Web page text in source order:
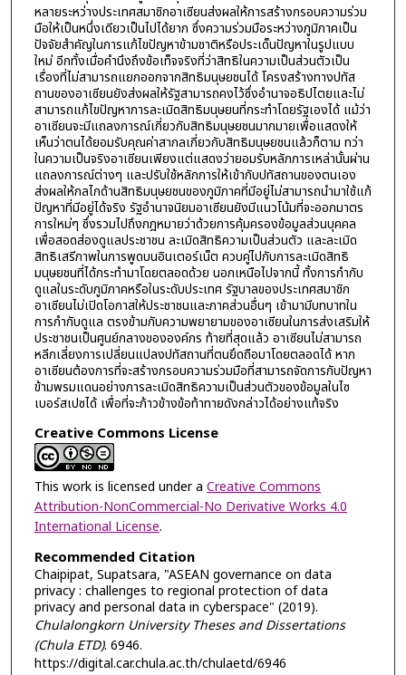
หลายระหว่างประเทศสมาชิกอาเซียนส่งผลให้การสร้างกรอบความร่วม
มือให้เป็นหนึ่งเดียวเป็นไปได้ยาก ซึ่งความร่วมมือระหว่างภูมิภาคเป็น
ปัจจัยสำคัญในการแก้ไขปัญหาข้ามชาติหรือประเด็นปัญหาในรูปแบบ
ใหม่ อีกทั้งเมื่อคำนึงถึงข้อเท็จจริงที่ว่าสิทธิในความเป็นส่วนตัวเป็น
เรื่องที่ไม่สามารถแยกออกจากสิทธิมนุษยชนได้ โครงสร้างทางปทัส
ถานของอาเซียนยังส่งผลให้รัฐสามารถคงไว้ซึ่งอำนาจอธิปไตยและไม่
สามารถแก้ไขปัญหาการละเมิดสิทธิมนุษยนที่กระทำโดยรัฐเองได้ แม้ว่า
อาเซียนจะมีแถลงการณ์เกี่ยวกับสิทธิมนุษยชนมากมายเพื่อแสดงให้
เห็นว่าตนได้ยอมรับคุณค่าสากลเกี่ยวกับสิทธิมนุษยชนแล้วก็ตาม ทว่า
ในความเป็นจริงอาเซียนเพียงแต่แสดงว่ายอมรับหลักการเหล่านั้นผ่าน
แถลงการณ์ต่างๆ และปรับใช้หลักการให้เข้ากับปทัสถานของตนเอง
ส่งผลให้กลไกด้านสิทธิมนุษยชนของภูมิภาคที่มีอยู่ไม่สามารถนำมาใช้แก้
ปัญหาที่มีอยู่ได้จริง รัฐอำนาจนิยมอาเซียนยังมีแนวโน้มที่จะออกมาตร
การใหม่ๆ ซึ่งรวมไปถึงกฎหมายว่าด้วยการคุ้มครองข้อมูลส่วนบุคคล
เพื่อสอดส่องดูแลประชาชน ละเมิดสิทธิความเป็นส่วนตัว และละเมิด
สิทธิเสรีภาพในการพูดบนอินเตอร์เน็ต ควบคู่ไปกับการละเมิดสิทธิ
มนุษยชนที่ได้กระทำมาโดยตลอดด้วย นอกเหนือไปจากนี้ ทั้งการกำกับ
ดูแลในระดับภูมิภาคหรือในระดับประเทศ รัฐบาลของประเทศสมาชิก
อาเซียนไม่เปิดโอกาสให้ประชาชนและภาคส่วนอื่นๆ เข้ามามีบทบาทใน
การกำกับดูแล ตรงข้ามกับความพยายามของอาเซียนในการส่งเสริมให้
ประชาชนเป็นศูนย์กลางขององค์กร ท้ายที่สุดแล้ว อาเซียนไม่สามารถ
หลีกเลี่ยงการเปลี่ยนแปลงปทัสถานที่ตนยึดถือมาโดยตลอดได้ หาก
อาเซียนต้องการที่จะสร้างกรอบความร่วมมือที่สามารถจัดการกับปัญหา
ข้ามพรมแดนอย่างการละเมิดสิทธิความเป็นส่วนตัวของข้อมูลในไซ
เบอร์สเปซได้ เพื่อที่จะก้าวข้างข้อท้าทายดังกล่าวได้อย่างแท้จริง
Creative Commons License
This work is licensed under a Creative Commons
Attribution-NonCommercial-No Derivative Works 4.0
International License.
Recommended Citation
Chaipipat, Supatsara, "ASEAN governance on data
privacy : challenges to regional protection of data
privacy and personal data in cyberspace" (2019).
Chulalongkorn University Theses and Dissertations
(Chula ETD). 6946.
https://digital.car.chula.ac.th/chulaetd/6946